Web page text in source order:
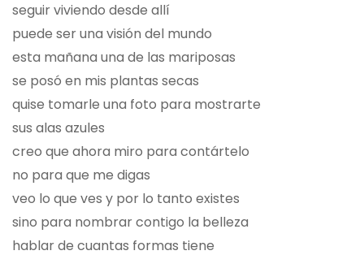
seguir viviendo desde allí
puede ser una visión del mundo
esta mañana una de las mariposas
se posó en mis plantas secas
quise tomarle una foto para mostrarte
sus alas azules
creo que ahora miro para contártelo
no para que me digas
veo lo que ves y por lo tanto existes
sino para nombrar contigo la belleza
hablar de cuantas formas tiene